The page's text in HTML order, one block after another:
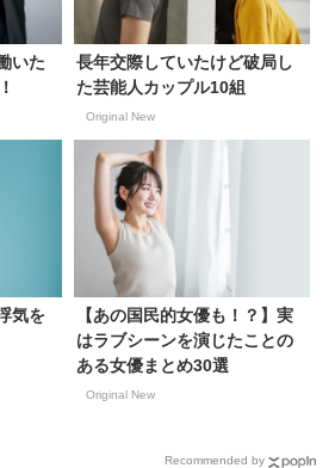
いた
長年交際していたけど破局し
た芸能人カップル10組
Original New
気を
【あの国民的女優も！？】実
はラブシーンを演じたことの
ある女優まとめ30選
Original New
Recommended by